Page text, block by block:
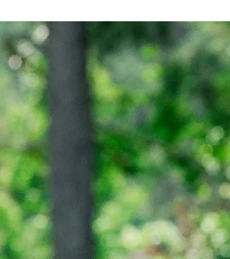
Rauhalahti
Solaris Kylpylät
Lohja Spa & Resort